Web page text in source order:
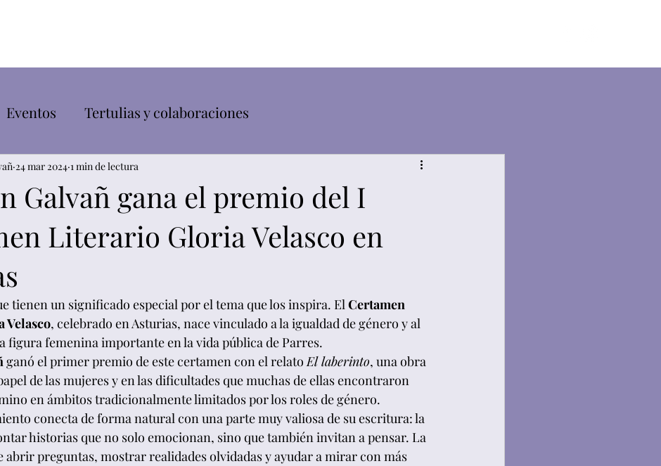
Eventos Tertulias y colaboraciones
Galvañ gana el premio del I
Literario Gloria Velasco en
24 mar 2024 1 min de lectura
tienen un significado especial por el tema que los inspira. El Certamen
Velasco, celebrado en Asturias, nace vinculado a la igualdad de género y al
figura femenina importante en la vida pública de Parres.
ganó el primer premio de este certamen con el relato El laberinto, una obra
de las mujeres y en las dificultades que muchas de ellas encontraron
en ámbitos tradicionalmente limitados por los roles de género.
conecta de forma natural con una parte muy valiosa de su escritura: la
historias que no solo emocionan, sino que también invitan a pensar. La
abrir preguntas, mostrar realidades olvidadas y ayudar a mirar con más